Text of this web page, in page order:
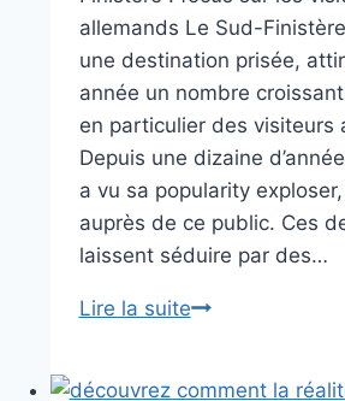
d’Apple
allemands Le Sud-
une destination prisée,
année un nombre
en particulier des visiteurs
Depuis une dizaine
a vu sa popularity
auprès de ce public. Ces
laissent séduire par des…
Lire la suiteTouristes